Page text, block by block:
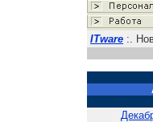
ITware :.